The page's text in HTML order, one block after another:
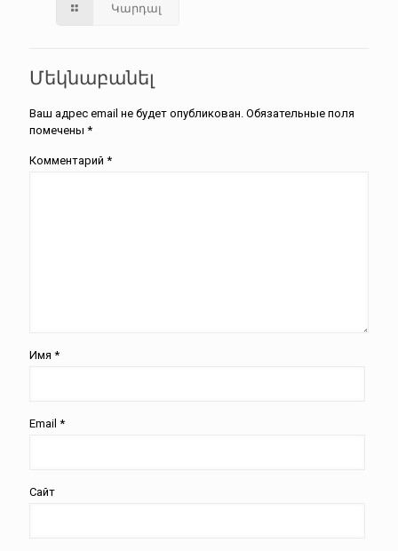
Կարդալ
Մեկնաբանել
Ваш адрес email не будет опубликован. Обязательные поля
помечены *
Комментарий *
Имя *
Email *
Сайт